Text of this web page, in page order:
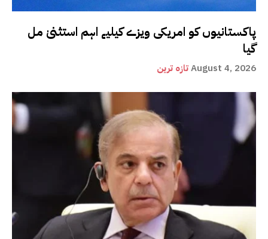
پاکستانیوں کو امریکی ویزے کیلیے اہم استثنیٰ مل
گیا
تازہ ترینAugust 4, 2026